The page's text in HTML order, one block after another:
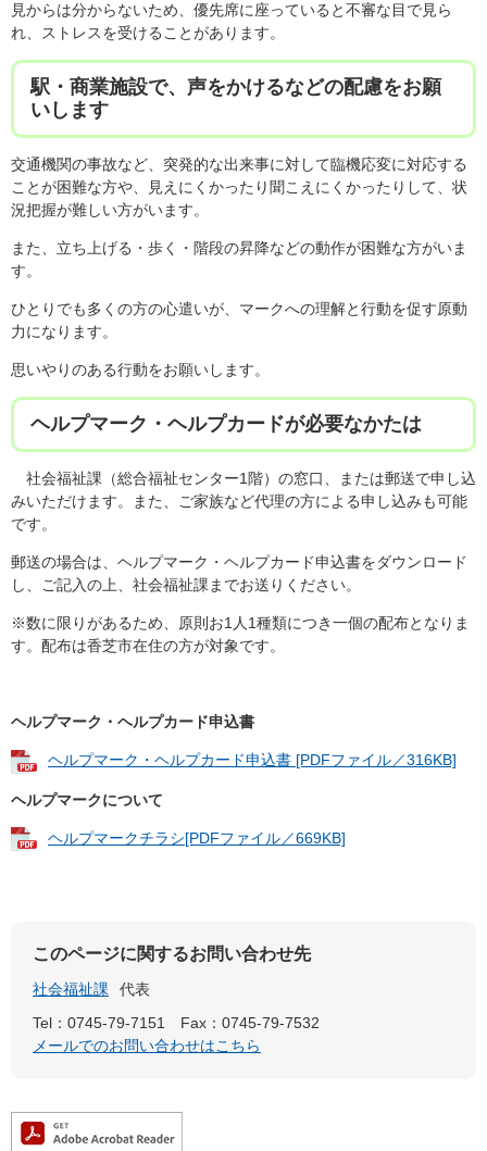
見からは分からないため、優先席に座っていると不審な目で見ら
れ、ストレスを受けることがあります。
駅・商業施設で、声をかけるなどの配慮をお願
いします
交通機関の事故など、突発的な出来事に対して臨機応変に対応する
ことが困難な方や、見えにくかったり聞こえにくかったりして、状
況把握が難しい方がいます。
また、立ち上げる・歩く・階段の昇降などの動作が困難な方がいま
す。
ひとりでも多くの方の心遣いが、マークへの理解と行動を促す原動
力になります。
思いやりのある行動をお願いします。
ヘルプマーク・ヘルプカードが必要なかたは
社会福祉課（総合福祉センター1階）の窓口、または郵送で申し込
みいただけます。また、ご家族など代理の方による申し込みも可能
です。
郵送の場合は、ヘルプマーク・ヘルプカード申込書をダウンロード
し、ご記入の上、社会福祉課までお送りください。
※数に限りがあるため、原則お1人1種類につき一個の配布となりま
す。配布は香芝市在住の方が対象です。
​ヘルプマーク・ヘルプカード申込書
ヘルプマーク・ヘルプカード申込書 [PDFファイル／316KB]
ヘルプマークについて
ヘルプマークチラシ[PDFファイル／669KB]
このページに関するお問い合わせ先
社会福祉課
代表
Tel：0745-79-7151
Fax：0745-79-7532
メールでのお問い合わせはこちら